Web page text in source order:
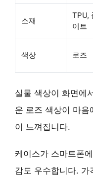
소재
TPU,
이트
색상 로즈
실물 색상이 화면에
운 로즈 색상이 마
이 느껴집니다.
케이스가 스마트폰
감도 우수합니다. 가